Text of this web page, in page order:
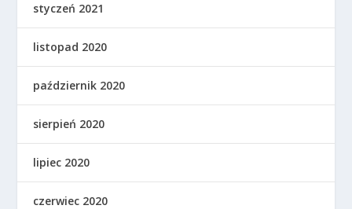
styczeń 2021
listopad 2020
październik 2020
sierpień 2020
lipiec 2020
czerwiec 2020